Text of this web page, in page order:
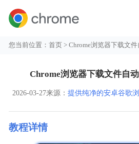
您当前位置：首页 > Chrome浏览器下载文
Chrome浏览器下载文件自
2026-03-27来源： 提供纯净的安卓谷歌
教程详情